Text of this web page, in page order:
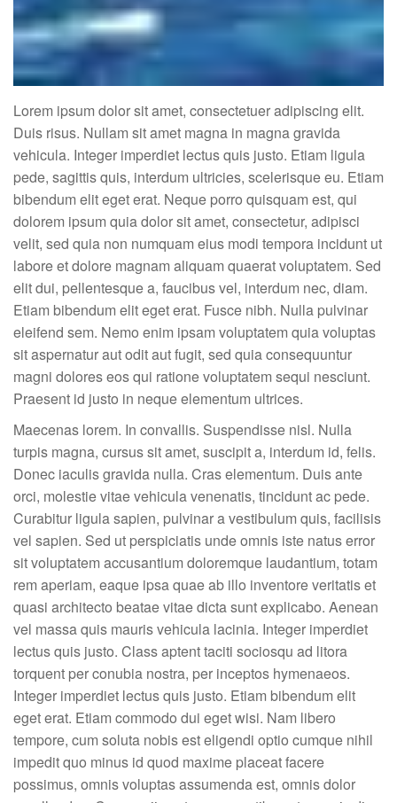
Lorem ipsum dolor sit amet, consectetuer adipiscing elit.
Duis risus. Nullam sit amet magna in magna gravida
vehicula. Integer imperdiet lectus quis justo. Etiam ligula
pede, sagittis quis, interdum ultricies, scelerisque eu. Etiam
bibendum elit eget erat. Neque porro quisquam est, qui
dolorem ipsum quia dolor sit amet, consectetur, adipisci
velit, sed quia non numquam eius modi tempora incidunt ut
labore et dolore magnam aliquam quaerat voluptatem. Sed
elit dui, pellentesque a, faucibus vel, interdum nec, diam.
Etiam bibendum elit eget erat. Fusce nibh. Nulla pulvinar
eleifend sem. Nemo enim ipsam voluptatem quia voluptas
sit aspernatur aut odit aut fugit, sed quia consequuntur
magni dolores eos qui ratione voluptatem sequi nesciunt.
Praesent id justo in neque elementum ultrices.
Maecenas lorem. In convallis. Suspendisse nisl. Nulla
turpis magna, cursus sit amet, suscipit a, interdum id, felis.
Donec iaculis gravida nulla. Cras elementum. Duis ante
orci, molestie vitae vehicula venenatis, tincidunt ac pede.
Curabitur ligula sapien, pulvinar a vestibulum quis, facilisis
vel sapien. Sed ut perspiciatis unde omnis iste natus error
sit voluptatem accusantium doloremque laudantium, totam
rem aperiam, eaque ipsa quae ab illo inventore veritatis et
quasi architecto beatae vitae dicta sunt explicabo. Aenean
vel massa quis mauris vehicula lacinia. Integer imperdiet
lectus quis justo. Class aptent taciti sociosqu ad litora
torquent per conubia nostra, per inceptos hymenaeos.
Integer imperdiet lectus quis justo. Etiam bibendum elit
eget erat. Etiam commodo dui eget wisi. Nam libero
tempore, cum soluta nobis est eligendi optio cumque nihil
impedit quo minus id quod maxime placeat facere
possimus, omnis voluptas assumenda est, omnis dolor